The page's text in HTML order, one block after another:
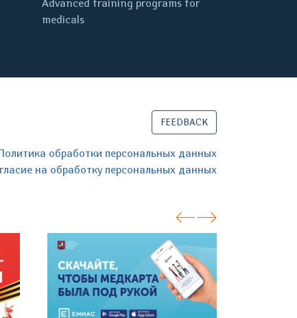
Advanced training programs for
medicals
FEEDBACK
обработки персональных данных
на обработку персональных данных